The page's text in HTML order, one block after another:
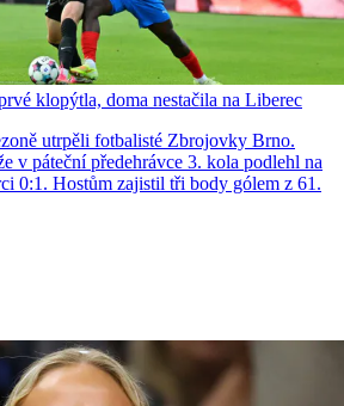
klopýtla, doma nestačila na Liberec
utrpěli fotbalisté Zbrojovky Brno.
v páteční předehrávce 3. kola podlehl na
0:1. Hostům zajistil tři body gólem z 61.